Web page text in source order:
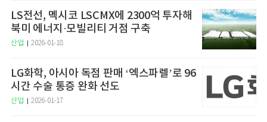
LS전선, 멕시코 LSCMX에 2300억 투자해
북미 에너지·모빌리티 거점 구축
산업 2026-01-18
LG화학, 아시아 독점 판매 ‘엑스파렐’로 96
시간 수술 통증 완화 선도
산업 2026-01-17